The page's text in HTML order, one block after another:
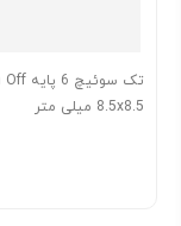
8.5x8.5 میلی متر